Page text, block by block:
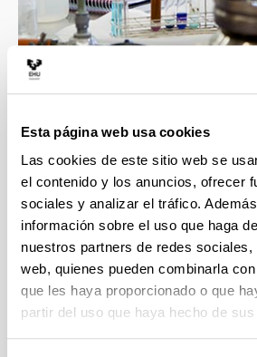
Esta página web usa cookies
Las cookies de este sitio web se
el contenido y los anuncios, ofrecer
sociales y analizar el tráfico.
información sobre el uso que haga
nuestros partners de redes
web, quienes pueden combinarla
que les haya proporcionado o que
partir del uso que haya hecho de
Profesorado con gran calidad
investigadora, esto asegura
en las áreas implicadas en el
Contacto directo con un
incluye grupos y líneas de
punteras.
Transversalidad que
Facultad, con titulaciones
diversas.